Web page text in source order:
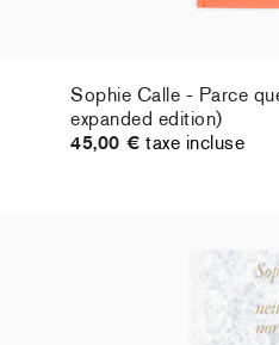
Sophie Calle - Parce
expanded edition)
45,00 € taxe incluse
Sophie Calle - Neither
taxe incluse